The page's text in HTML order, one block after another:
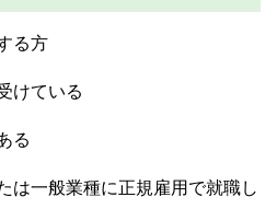
る方
けている
る
は一般業種に正規雇用で就職し